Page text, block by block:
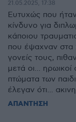
21.05.2025, 17:38
Ευτυχώς που
κίνδυνο για
κάποιου
που έψαχναν στα
γονείς τους,
μετά οι...
πτώματα των
έλεγαν ότι...
ΑΠΑΝΤΗΣΗ